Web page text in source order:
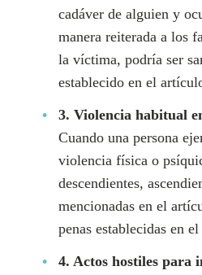
cadáver de alguien y
manera reiterada a los
la víctima, podría ser
establecido en el
3. Violencia habitual
Cuando una persona
violencia física o
descendientes,
mencionadas en el
penas establecidas en
4. Actos hostiles para